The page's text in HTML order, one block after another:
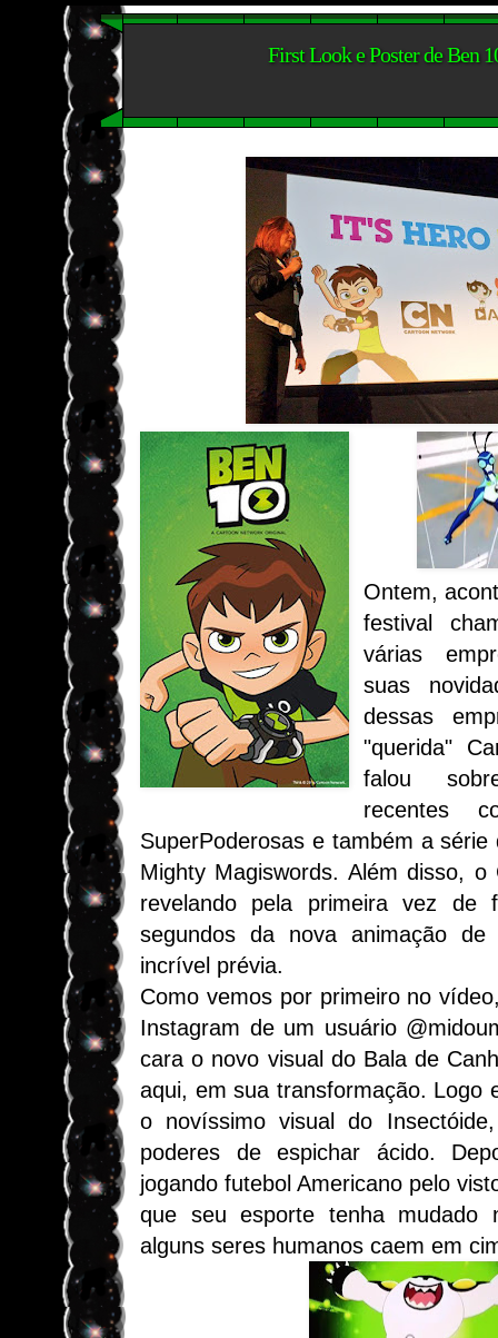
First Look e Poster de Ben
Ontem,
festival
várias
suas
dessas
"querida"
falou
recentes
SuperPoderosas e também a
Mighty Magiswords. Além disso, o
revelando pela primeira vez de
segundos da nova animação
incrível prévia.
Como vemos por primeiro no
Instagram de um usuário
cara o novo visual do Bala de
aqui, em sua transformação. Logo
o novíssimo visual do
poderes de espichar ácido.
jogando futebol Americano pelo
que seu esporte tenha mudado
alguns seres humanos caem em